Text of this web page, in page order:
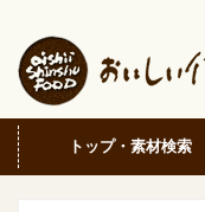
トップ・素材検索